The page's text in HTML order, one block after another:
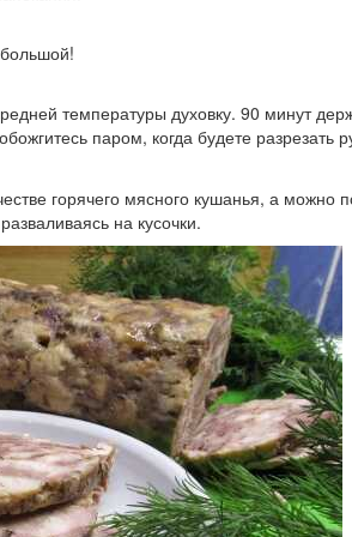
температуры духовку. 90 минут
паром, когда будете разрезать
горячего мясного кушанья, а
на кусочки.